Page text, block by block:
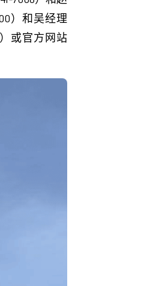
）和吴经理
或官方网站